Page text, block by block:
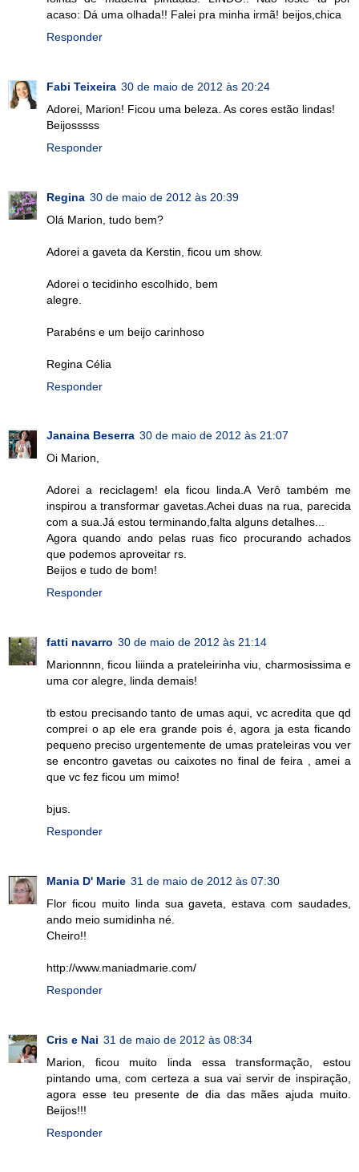
acaso: Dá uma olhada!! Falei pra minha irmã! beijos,chica
Responder
Fabi Teixeira 30 de maio de 2012 às 20:24
Adorei, Marion! Ficou uma beleza. As cores estão lindas!
Beijosssss
Responder
Regina 30 de maio de 2012 às 20:39
Olá Marion, tudo bem?
Adorei a gaveta da Kerstin, ficou um show.
Adorei o tecidinho escolhido, bem
alegre.
Parabéns e um beijo carinhoso
Regina Célia
Responder
Janaina Beserra 30 de maio de 2012 às 21:07
Oi Marion,
Adorei a reciclagem! ela ficou linda.A Verô também me
inspirou a transformar gavetas.Achei duas na rua, parecida
com a sua.Já estou terminando,falta alguns detalhes...
Agora quando ando pelas ruas fico procurando achados
que podemos aproveitar rs.
Beijos e tudo de bom!
Responder
fatti navarro 30 de maio de 2012 às 21:14
Marionnnn, ficou liiinda a prateleirinha viu, charmosissima e
uma cor alegre, linda demais!
tb estou precisando tanto de umas aqui, vc acredita que qd
comprei o ap ele era grande pois é, agora ja esta ficando
pequeno preciso urgentemente de umas prateleiras vou ver
se encontro gavetas ou caixotes no final de feira , amei a
que vc fez ficou um mimo!
bjus.
Responder
Mania D' Marie 31 de maio de 2012 às 07:30
Flor ficou muito linda sua gaveta, estava com saudades,
ando meio sumidinha né.
Cheiro!!
http://www.maniadmarie.com/
Responder
Cris e Nai 31 de maio de 2012 às 08:34
Marion, ficou muito linda essa transformação, estou
pintando uma, com certeza a sua vai servir de inspiração,
agora esse teu presente de dia das mães ajuda muito.
Beijos!!!
Responder